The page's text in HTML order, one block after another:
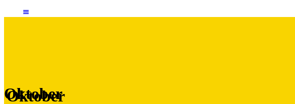
Oktober